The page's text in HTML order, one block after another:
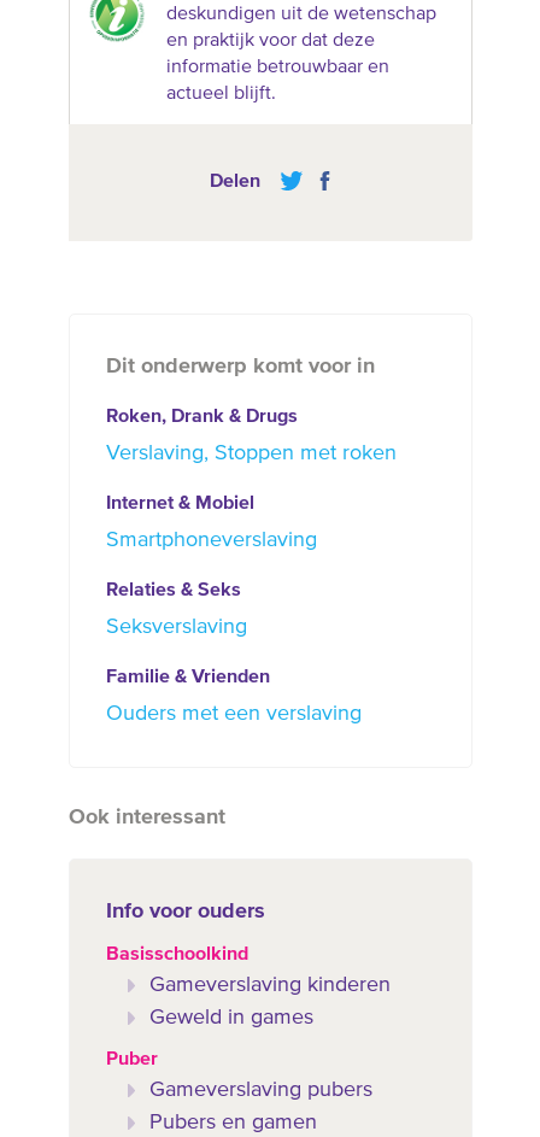
deskundigen uit de wetenschap
en praktijk voor dat deze
informatie betrouwbaar en
actueel blijft.
Delen
Dit onderwerp komt voor in
Roken, Drank & Drugs
Verslaving Stoppen met roken
Internet & Mobiel
Smartphoneverslaving
Relaties & Seks
Seksverslaving
Familie & Vrienden
Ouders met een verslaving
Ook interessant
Info voor ouders
Basisschoolkind
Gameverslaving kinderen
Geweld in games
Puber
Gameverslaving pubers
Pubers en gamen